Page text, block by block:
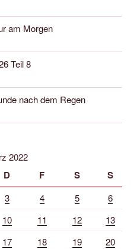
am Morgen
Teil 8
nach dem Regen
2022
D F S S
3 4 5
6
10 11 12
13
17 18 19
20